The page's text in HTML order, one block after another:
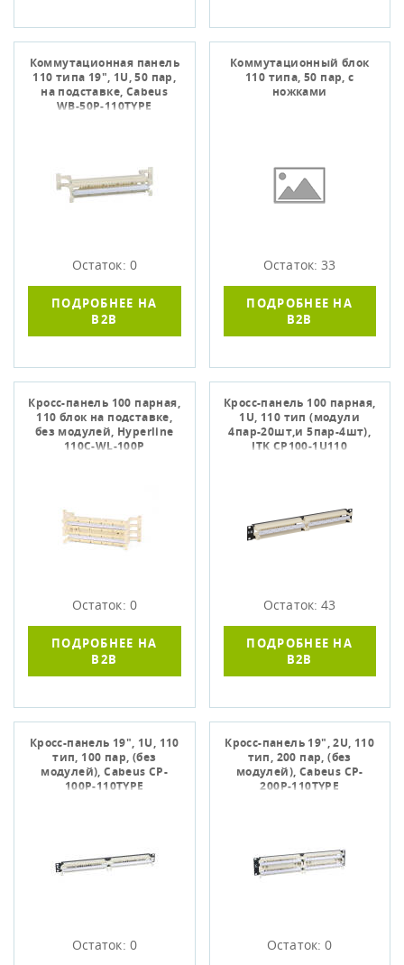
Коммутационная панель
110 типа 19", 1U, 50 пар,
на подставке, Cabeus
WB-50P-110TYPE
Остаток: 0
ПОДРОБНЕЕ НА
B2B
Коммутационный блок
110 типа, 50 пар, с
ножками
Остаток: 33
ПОДРОБНЕЕ НА
B2B
Кросс-панель 100 парная,
110 блок на подставке,
без модулей, Hyperline
110C-WL-100P
Остаток: 0
ПОДРОБНЕЕ НА
B2B
Кросс-панель 100 парная,
1U, 110 тип (модули
4пар-20шт,и 5пар-4шт),
ITK CP100-1U110
Остаток: 43
ПОДРОБНЕЕ НА
B2B
Кросс-панель 19", 1U, 110
тип, 100 пар, (без
модулей), Cabeus CP-
100P-110TYPE
Остаток: 0
Кросс-панель 19", 2U, 110
тип, 200 пар, (без
модулей), Cabeus CP-
200P-110TYPE
Остаток: 0